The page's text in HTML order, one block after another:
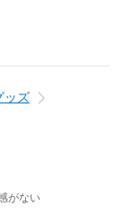
ッズ
がない